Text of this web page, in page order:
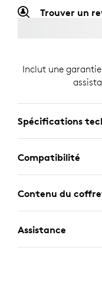
Trouver un
Inclut une
Spécifications
Compatibilité
Contenu du
Assistance